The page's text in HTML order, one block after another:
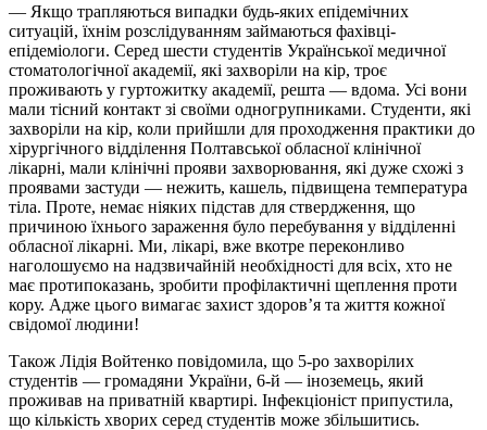
— Якщо трапляються випадки будь-яких епідемічних
ситуацій, їхнім розслідуванням займаються фахівці-
епідеміологи. Серед шести студентів Української медичної
стоматологічної академії, які захворіли на кір, троє
проживають у гуртожитку академії, решта — вдома. Усі вони
мали тісний контакт зі своїми одногрупниками. Студенти, які
захворіли на кір, коли прийшли для проходження практики до
хірургічного відділення Полтавської обласної клінічної
лікарні, мали клінічні прояви захворювання, які дуже схожі з
проявами застуди — нежить, кашель, підвищена температура
тіла. Проте, немає ніяких підстав для ствердження, що
причиною їхнього зараження було перебування у відділенні
обласної лікарні. Ми, лікарі, вже вкотре переконливо
наголошуємо на надзвичайній необхідності для всіх, хто не
має протипоказань, зробити профілактичні щеплення проти
кору. Адже цього вимагає захист здоров’я та життя кожної
свідомої людини!
Також Лідія Войтенко повідомила, що 5-ро захворілих
студентів — громадяни України, 6-й — іноземець, який
проживав на приватній квартирі. Інфекціоніст припустила,
що кількість хворих серед студентів може збільшитись.